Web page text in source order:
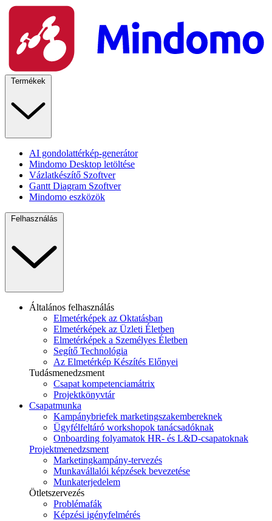
Termékek
AI gondolattérkép-generátor
Mindomo Desktop letöltése
Vázlatkészítő Szoftver
Gantt Diagram Szoftver
Mindomo eszközök
Felhasználás
Általános felhasználás
Elmetérképek az Oktatásban
Elmetérképek az Üzleti Életben
Elmetérképek a Személyes Életben
Segítő Technológia
Az Elmetérkép Készítés Előnyei
Tudásmenedzsment
Csapat kompetenciamátrix
Projektkönyvtár
Csapatmunka
Kampánybriefek marketingszakembereknek
Ügyfélfeltáró workshopok tanácsadóknak
Onboarding folyamatok HR- és L&D-csapatoknak
Projektmenedzsment
Marketingkampány-tervezés
Munkavállalói képzések bevezetése
Munkaterjedelem
Ötletszervezés
Problémafák
Képzési igényfelmérés